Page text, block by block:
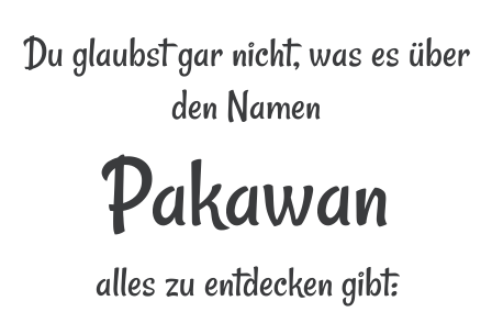
Du glaubst gar nicht, was es über
den Namen
Pakawan
alles zu entdecken gibt: